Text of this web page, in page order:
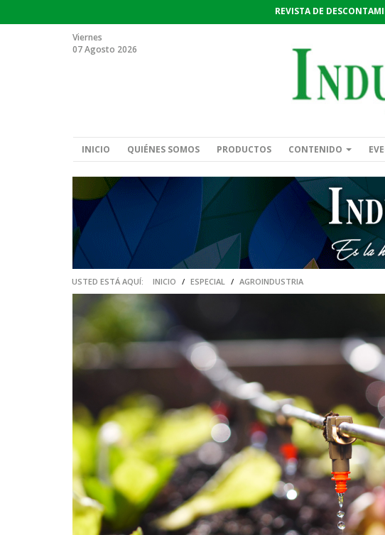
REVISTA DE
Viernes
07 Agosto 2026
INICIO QUIÉNES SOMOS PRODUCTOS CONTENIDO
USTED ESTÁ AQUÍ: INICIO / ESPECIAL / AGROINDUSTRIA